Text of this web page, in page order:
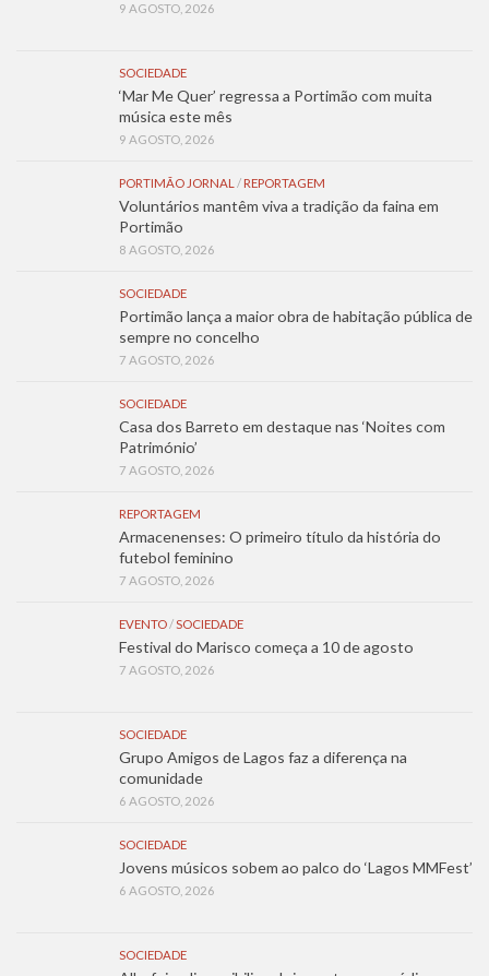
9 AGOSTO, 2026
SOCIEDADE
‘Mar Me Quer’ regressa a Portimão com muita
música este mês
9 AGOSTO, 2026
PORTIMÃO JORNAL / REPORTAGEM
Voluntários mantêm viva a tradição da faina em
Portimão
8 AGOSTO, 2026
SOCIEDADE
Portimão lança a maior obra de habitação pública de
sempre no concelho
7 AGOSTO, 2026
SOCIEDADE
Casa dos Barreto em destaque nas ‘Noites com
Património’
7 AGOSTO, 2026
REPORTAGEM
Armacenenses: O primeiro título da história do
futebol feminino
7 AGOSTO, 2026
EVENTO/SOCIEDADE
Festival do Marisco começa a 10 de agosto
7 AGOSTO, 2026
SOCIEDADE
Grupo Amigos de Lagos faz a diferença na
comunidade
6 AGOSTO, 2026
SOCIEDADE
Jovens músicos sobem ao palco do ‘Lagos MMFest’
6 AGOSTO, 2026
SOCIEDADE